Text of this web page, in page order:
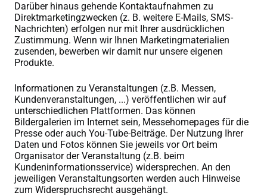
Darüber hinaus gehende Kontaktaufnahmen zu
Direktmarketingzwecken (z. B. weitere E-Mails, SMS-
Nachrichten) erfolgen nur mit Ihrer ausdrücklichen
Zustimmung. Wenn wir Ihnen Marketingmaterialien
zusenden, bewerben wir damit nur unsere eigenen
Produkte.
Informationen zu Veranstaltungen (z.B. Messen,
Kundenveranstaltungen, ...) veröffentlichen wir auf
unterschiedlichen Plattformen. Das können
Bildergalerien im Internet sein, Messehomepages für die
Presse oder auch You-Tube-Beiträge. Der Nutzung Ihrer
Daten und Fotos können Sie jeweils vor Ort beim
Organisator der Veranstaltung (z.B. beim
Kundeninformationsservice) widersprechen. An den
jeweiligen Veranstaltungsorten werden auch Hinweise
zum Widerspruchsrecht ausgehängt.